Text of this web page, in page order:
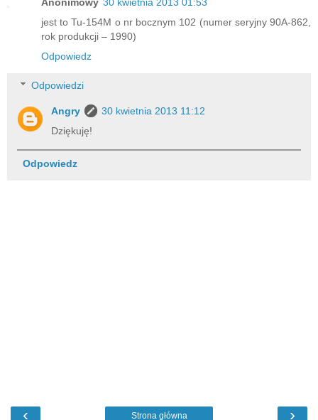
jest to Tu-154M o nr bocznym 102 (numer seryjny 90A-862,
rok produkcji – 1990)
Odpowiedz
Odpowiedzi
Angry
30 kwietnia 2013 11:12
Dziękuję!
Odpowiedz
‹ ›
Strona główna